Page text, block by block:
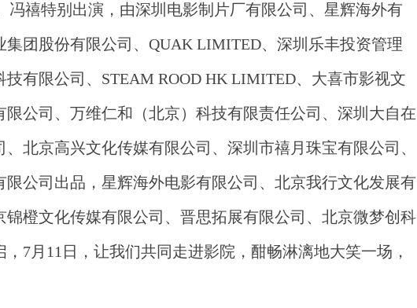
冯禧特别出演，由深圳电影制片厂有限公司、星辉海外有
团股份有限公司、QUAK LIMITED、深圳乐丰投资管理
有限公司、STEAM ROOD HK LIMITED、大喜市影视文
公司、万维仁和（北京）科技有限责任公司、深圳大自在
北京高兴文化传媒有限公司、深圳市禧月珠宝有限公司、
公司出品，星辉海外电影有限公司、北京我行文化发展有
橙文化传媒有限公司、晋思拓展有限公司、北京微梦创科
7月11日，让我们共同走进影院，酣畅淋漓地大笑一场，